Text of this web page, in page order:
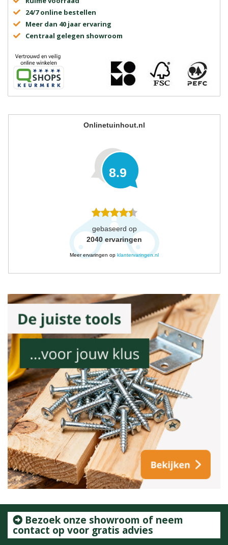
24/7 online bestellen
Meer dan 40 jaar ervaring
Centraal gelegen showroom
Onlinetuinhout.nl
8.9
gebaseerd op
2040 ervaringen
Meer ervaringen op klantervaringen.nl
Bezoek onze showroom of neem
contact op voor gratis advies